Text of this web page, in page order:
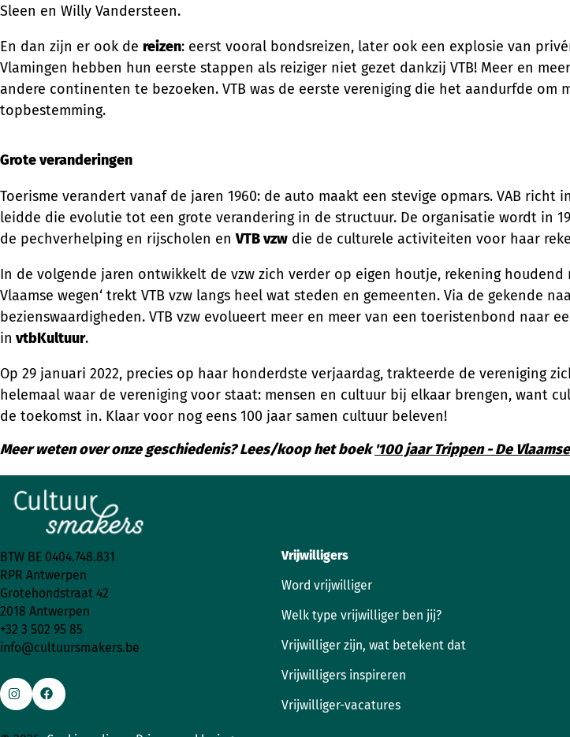
Sleen en Willy Vandersteen.
En dan zijn er ook de reizen: eerst vooral bondsreizen, later ook een explosie van
Vlamingen hebben hun eerste stappen als reiziger niet gezet dankzij VTB! Meer en
andere continenten te bezoeken. VTB was de eerste vereniging die het aandurfde om
topbestemming.
Grote veranderingen
Toerisme verandert vanaf de jaren 1960: de auto maakt een stevige opmars. VAB richt
leidde die evolutie tot een grote verandering in de structuur. De organisatie wordt in
de pechverhelping en rijscholen enVTB vzw die de culturele activiteiten voor haar
In de volgende jaren ontwikkelt de vzw zich verder op eigen houtje, rekening
Vlaamse wegen‘ trekt VTB vzw langs heel wat steden en gemeenten. Via de gekende
bezienswaardigheden. VTB vzw evolueert meer en meer van een toeristenbond naar
in vtbKultuur.
Op 29 januari 2022, precies op haar honderdste verjaardag, trakteerde de vereniging
helemaal waar de vereniging voor staat: mensen en cultuur bij elkaar brengen, want
de toekomst in. Klaar voor nog eens 100 jaar samen cultuur beleven!
Meer weten over onze geschiedenis? Lees/koop het boek'100 jaar Trippen - De
BTW BE 0404.748.831
RPR Antwerpen
Grotehondstraat 42
2018 Antwerpen
+32 3 502 95 85
info@cultuursmakers.be
Vrijwilligers
Word vrijwilliger
Welk type vrijwilliger ben jij?
Vrijwilliger zijn, wat betekent dat
Vrijwilligers inspireren
Vrijwilliger-vacatures